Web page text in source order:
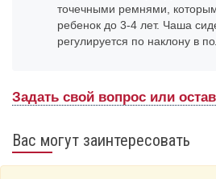
точечными ремнями,
ребенок до 3-4 лет. Чаша
регулируется по наклону в
Задать свой вопрос или
Вас могут заинтересовать